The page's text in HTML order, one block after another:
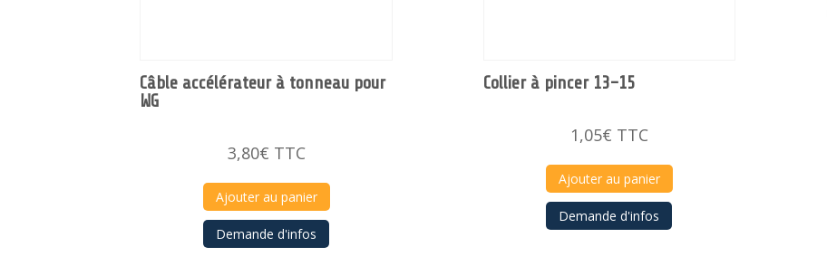
Câble accélérateur à tonneau pour
WG
3,80€ TTC
Ajouter au panier
Demande d'infos
Collier à pincer 13-15
1,05€ TTC
Ajouter au panier
Demande d'infos